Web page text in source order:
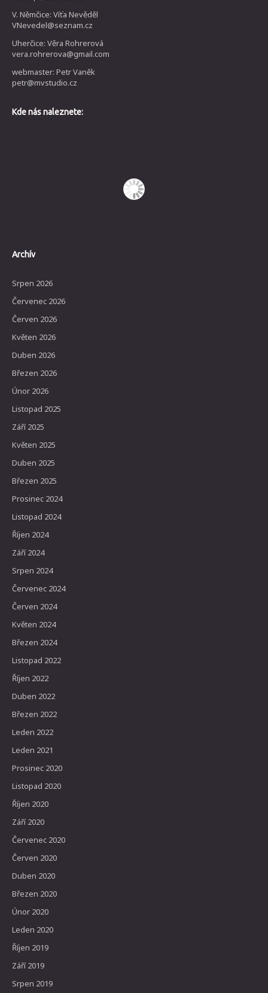
V. Němčice: Víťa Nevěděl
VNevedel@seznam.cz
Uherčice: Věra Rohrerová
vera.rohrerova@gmail.com
webmaster: Petr Vaněk
petr@mvstudio.cz
Kde nás naleznete:
Archív
Srpen 2026
Červenec 2026
Červen 2026
Květen 2026
Duben 2026
Březen 2026
Únor 2026
Listopad 2025
Září 2025
Květen 2025
Duben 2025
Březen 2025
Prosinec 2024
Listopad 2024
Říjen 2024
Září 2024
Srpen 2024
Červenec 2024
Červen 2024
Květen 2024
Březen 2024
Listopad 2022
Říjen 2022
Duben 2022
Březen 2022
Leden 2022
Leden 2021
Prosinec 2020
Listopad 2020
Říjen 2020
Září 2020
Červenec 2020
Červen 2020
Duben 2020
Březen 2020
Únor 2020
Leden 2020
Říjen 2019
Září 2019
Srpen 2019